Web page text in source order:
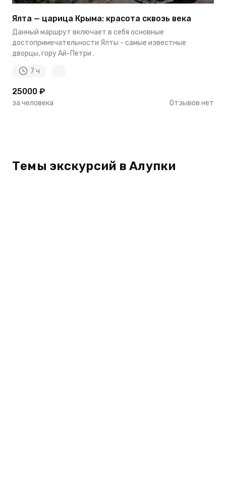
Ялта — царица Крыма: красота сквозь века
Данный маршрут включает в себя основные
достопримечательности Ялты - самые известные
дворцы, гору Ай-Петри .
7 ч
25000 ₽
за человека Отзывов нет
Темы экскурсий в Алупки